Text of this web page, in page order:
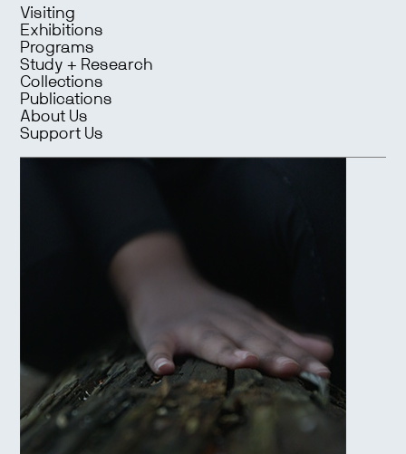
Visiting
Exhibitions
Programs
Study + Research
Collections
Publications
About Us
Support Us